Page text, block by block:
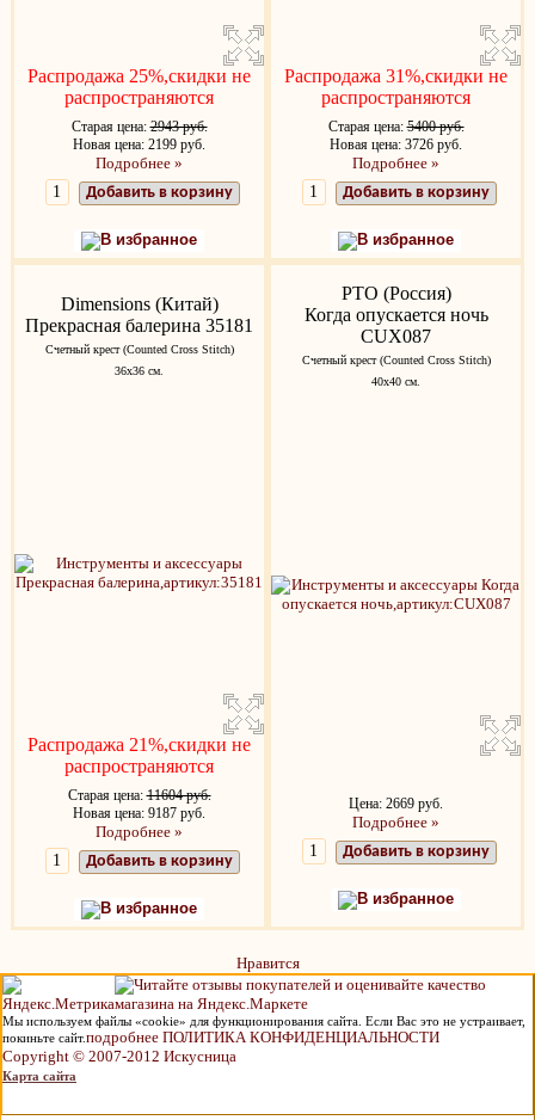
Распродажа 25%,скидки не
распространяются
Старая цена:2943 руб.
Новая цена: 2199 руб.
Подробнее »
Добавить в корзину
В избранное
Распродажа 31%,скидки не
распространяются
Старая цена:5400 руб.
Новая цена: 3726 руб.
Подробнее »
Добавить в корзину
В избранное
Dimensions (Китай)
Прекрасная балерина 35181
Счетный крест (Counted Cross Stitch)
36х36 см.
Распродажа 21%,скидки не
распространяются
Старая цена:11604 руб.
Новая цена: 9187 руб.
Подробнее »
Добавить в корзину
В избранное
РТО (Россия)
Когда опускается ночь
CUX087
Счетный крест (Counted Cross Stitch)
40х40 см.
Цена: 2669 руб.
Подробнее »
Добавить в корзину
В избранное
Нравится
Мы используем файлы «cookie» для функционирования сайта. Если Вас это не устраивает,
покиньте сайт.подробнее ПОЛИТИКА КОНФИДЕНЦИАЛЬНОСТИ
Copyright © 2007-2012 Искусница
Карта сайта